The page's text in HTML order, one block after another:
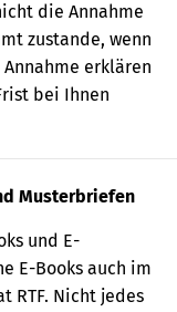
die Annahme
zustande, wenn
erklären
bei Ihnen
Musterbriefen
und E-
E-Books auch im
RTF. Nicht jedes